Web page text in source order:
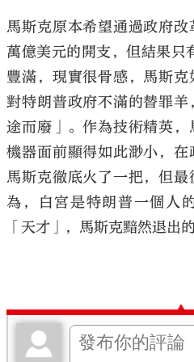
馬斯克原本希望通過政府
萬億美元的開支，但結果只
豐滿，現實很骨感，馬斯
對特朗普政府不滿的替罪
途而廢」。作為技術精英
機器面前顯得如此渺小，
馬斯克徹底火了一把，但
為，白宮是特朗普一個人
「天才」，馬斯克黯然退出